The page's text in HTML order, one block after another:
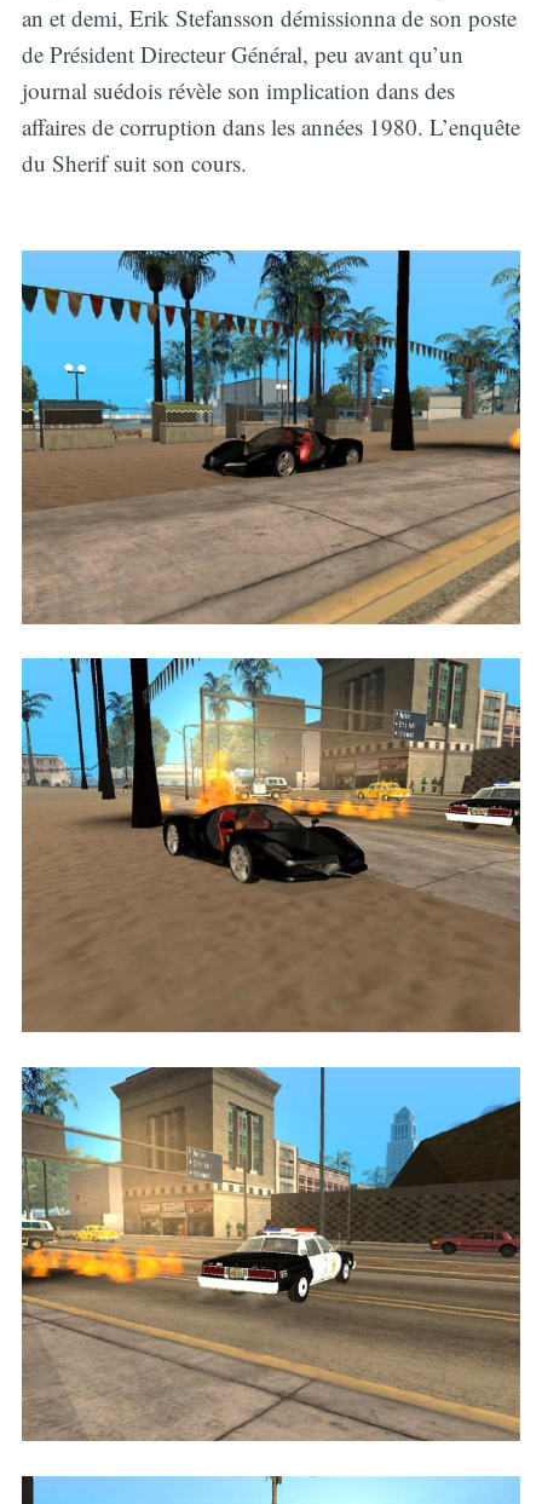
an et demi, Erik Stefansson démissionna de son poste
de Président Directeur Général, peu avant qu’un
journal suédois révèle son implication dans des
affaires de corruption dans les années 1980. L’enquête
du Sherif suit son cours.